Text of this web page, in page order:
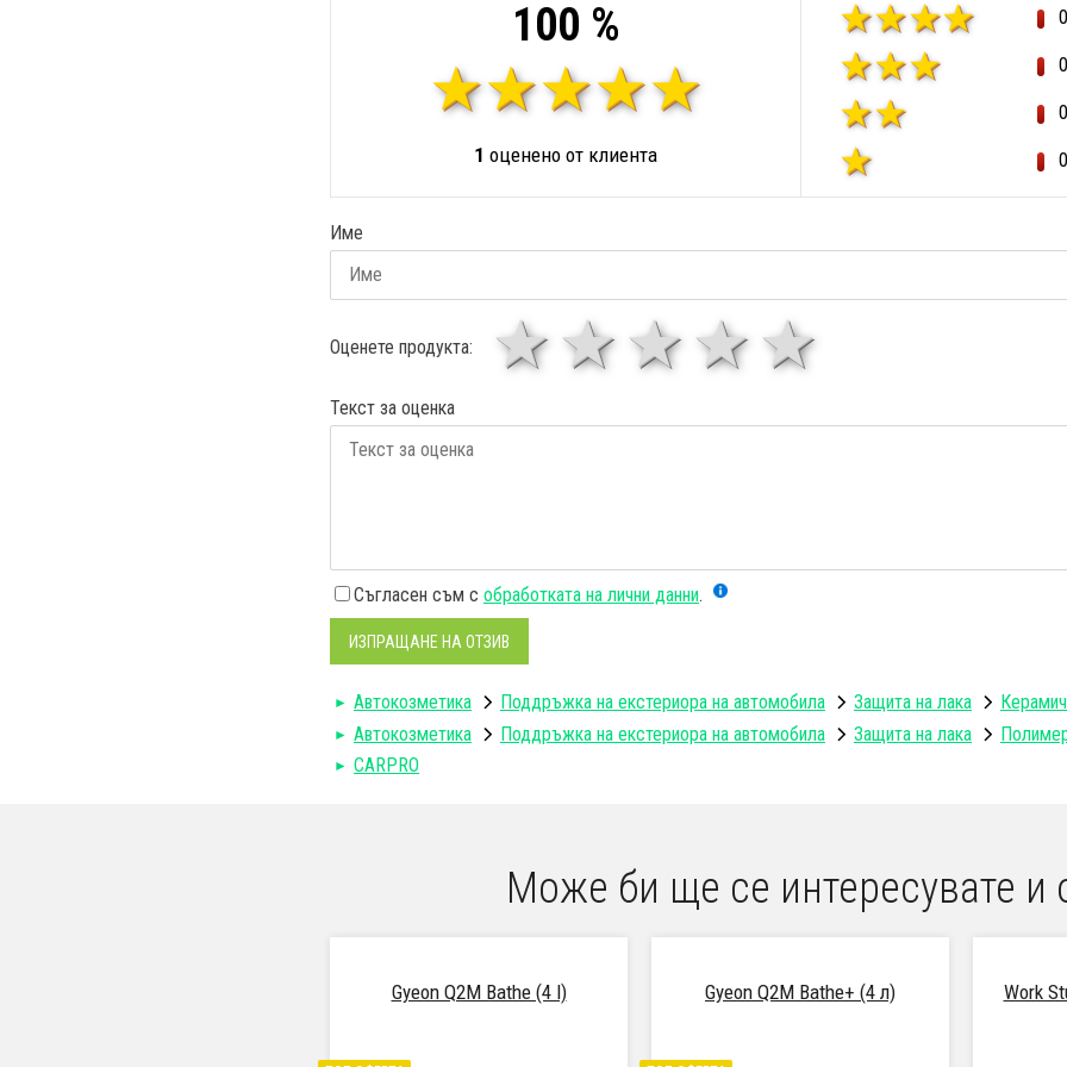
100 %
1 оценено от клиента
Име
Оценете продукта: 4 звезди
3 звезди
звезди
1 звезда
Текст за оценка
Съгласен съм с обработката на лични данни.
ИЗПРАЩАНЕ НА ОТЗИВ
Автокозметика Поддръжка на екстериора на автомобила Защита на лака
Автокозметика
Поддръжка на екстериора на автомобила Защита на лака
CARPRO
Може би ще се интересувате и
Gyeon Q2M Bathe (4 l) Gyeon Q2M Bathe+ (4 л)
Work